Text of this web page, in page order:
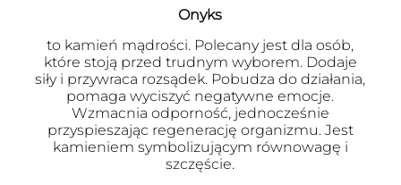
Onyks
to kamień mądrości. Polecany jest dla osób,
które stoją przed trudnym wyborem. Dodaje
siły i przywraca rozsądek. Pobudza do działania,
pomaga wyciszyć negatywne emocje.
Wzmacnia odporność, jednocześnie
przyspieszając regenerację organizmu. Jest
kamieniem symbolizującym równowagę i
szczęście.